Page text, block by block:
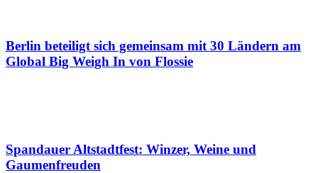
Berlin beteiligt sich gemeinsam mit 30 Ländern am
Global Big Weigh In von Flossie
Spandauer Altstadtfest: Winzer, Weine und
Gaumenfreuden